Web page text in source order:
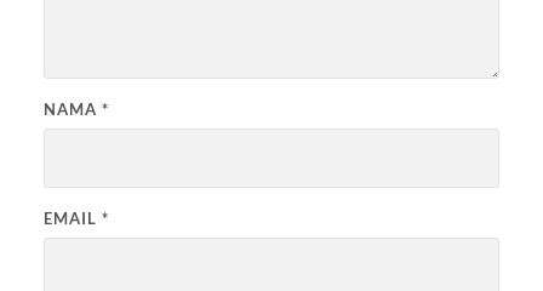
NAMA *
EMAIL *